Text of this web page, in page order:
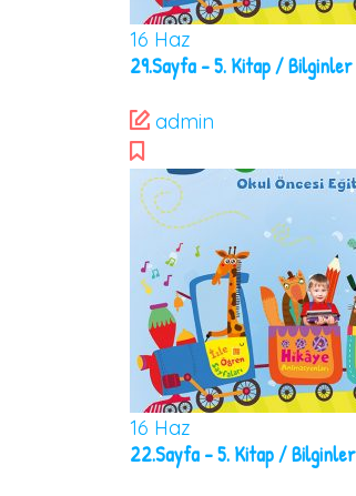
16 Haz
29.Sayfa – 5. Kitap /
admin
16 Haz
22.Sayfa – 5. Kitap /